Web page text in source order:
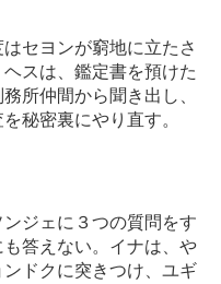
セヨンが窮地に立たさ
スは、鑑定書を預けた
所仲間から聞き出し、
秘密裏にやり直す。
ジェに３つの質問をす
答えない。イナは、や
ドクに突きつけ、ユギ